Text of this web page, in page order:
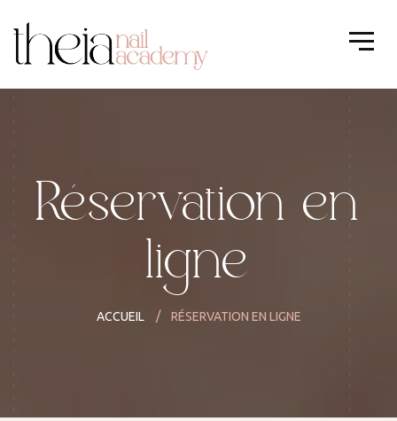
Réservation en
ligne
ACCUEIL RÉSERVATION EN LIGNE